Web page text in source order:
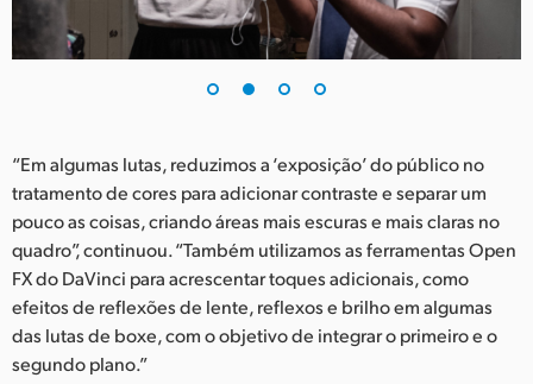
United States
“Em algumas lutas, reduzimos a ‘exposição’ do público no
tratamento de cores para adicionar contraste e separar um
pouco as coisas, criando áreas mais escuras e mais claras no
quadro”, continuou. “Também utilizamos as ferramentas Open
FX do DaVinci para acrescentar toques adicionais, como
efeitos de reflexões de lente, reflexos e brilho em algumas
das lutas de boxe, com o objetivo de integrar o primeiro e o
segundo plano.”